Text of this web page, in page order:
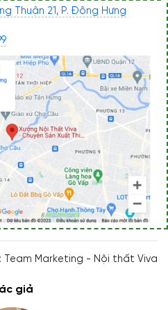
Thuận 21, P. Đông Hưng
Team Marketing - Nội thất Viva
giả